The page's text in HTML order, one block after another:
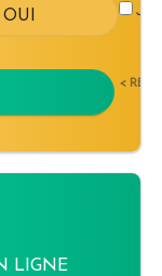
<
LIGNE